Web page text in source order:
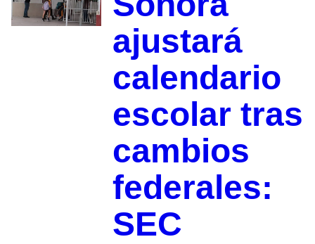
ajustará
calendario
escolar tras
cambios
federales:
SEC